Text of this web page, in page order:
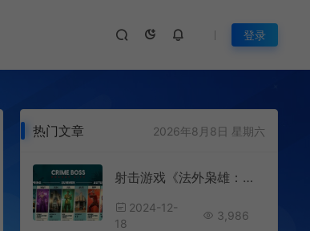
登录
热门文章 2026年8月8日 星期六
射击游戏《法外枭雄：滚石城》发布2025年更新路线图
2024-12-
18
3,986